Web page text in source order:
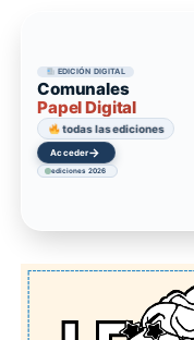
EDICIÓN DIGITAL
Comunales
Papel Digital
todas las ediciones
Acceder→
ediciones 2026